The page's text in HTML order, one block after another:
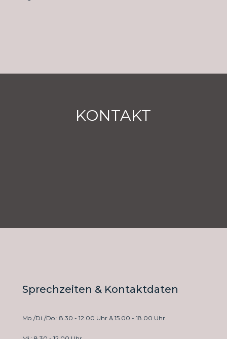
KONTAKT
Sprechzeiten & Kontaktdaten
Mo./Di./Do.: 8.30 - 12.00 Uhr & 15.00 - 18.00 Uhr